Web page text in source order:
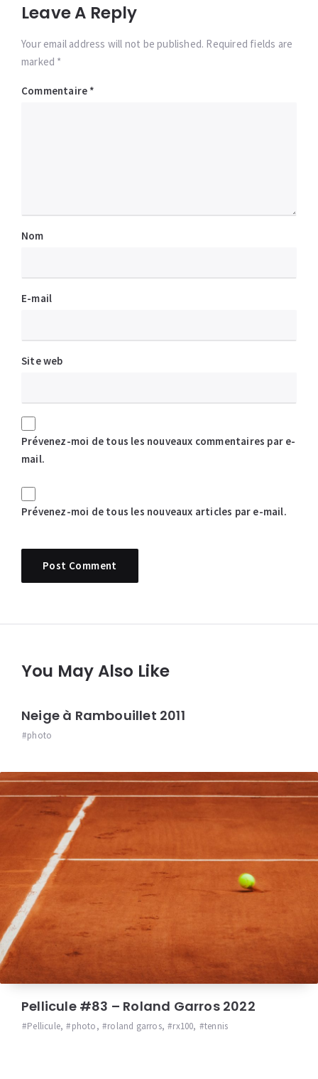
Leave A Reply
Your email address will not be published. Required fields are
marked *
Commentaire *
Nom
E-mail
Site web
Prévenez-moi de tous les nouveaux commentaires par e-
mail.
Prévenez-moi de tous les nouveaux articles par e-mail.
You May Also Like
Neige à Rambouillet 2011
photo
Pellicule #83 – Roland Garros 2022
Pellicule, photo, roland garros, rx100, tennis